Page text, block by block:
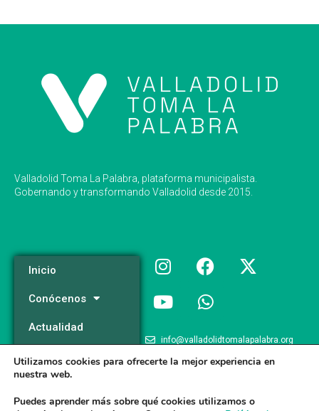
Valladolid Toma La Palabra, plataforma municipalista.
Gobernando y transformando Valladolid desde 2015.
Inicio
Conócenos
Actualidad
Programa
info@valladolidtomalapalabra.org
+34 983 426 124
Utilizamos cookies para ofrecerte la mejor experiencia en
nuestra web.
Puedes aprender más sobre qué cookies utilizamos o